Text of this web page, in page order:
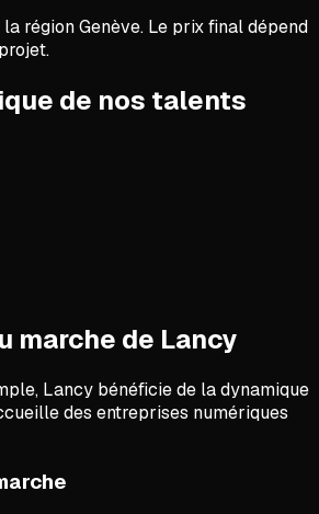
régionGenève. Le prix final dépend
de nos talents
marche de Lancy
Lancy bénéficie de la dynamique
des entreprises numériques